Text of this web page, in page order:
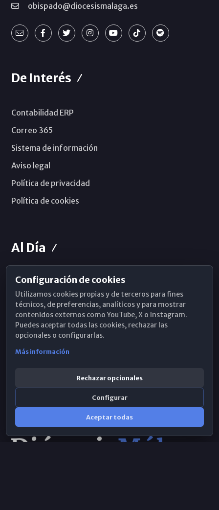
obispado@diocesismalaga.es
De Interés
Contabilidad ERP
Correo 365
Sistema de información
Aviso legal
Política de privacidad
Política de cookies
Al Día
Horarios de Misa
Hemeroteca
WhatsApp
Configuración de cookies
Utilizamos cookies propias y de terceros para fines
técnicos, de preferencias, analíticos y para mostrar
contenidos externos como YouTube, X o Instagram.
Puedes aceptar todas las cookies, rechazar las
opcionales o configurarlas.
Más información
Rechazar opcionales
Configurar
Aceptar todas